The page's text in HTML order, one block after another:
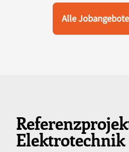
Alle
Elektrotechnik